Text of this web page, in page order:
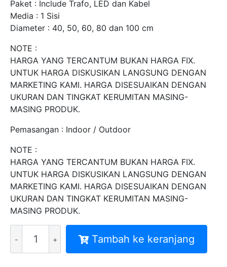
Paket : Include Trafo, LED dan Kabel
Media : 1 Sisi
Diameter : 40, 50, 60, 80 dan 100 cm
NOTE :
HARGA YANG TERCANTUM BUKAN HARGA FIX.
UNTUK HARGA DISKUSIKAN LANGSUNG DENGAN
MARKETING KAMI. HARGA DISESUAIKAN DENGAN
UKURAN DAN TINGKAT KERUMITAN MASING-
MASING PRODUK.
Pemasangan : Indoor / Outdoor
NOTE :
HARGA YANG TERCANTUM BUKAN HARGA FIX.
UNTUK HARGA DISKUSIKAN LANGSUNG DENGAN
MARKETING KAMI. HARGA DISESUAIKAN DENGAN
UKURAN DAN TINGKAT KERUMITAN MASING-
MASING PRODUK.
NEONBOX
BULAT
Tambah ke keranjang